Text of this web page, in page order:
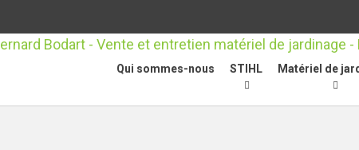
Qui sommes-nous STIHL Matériel de